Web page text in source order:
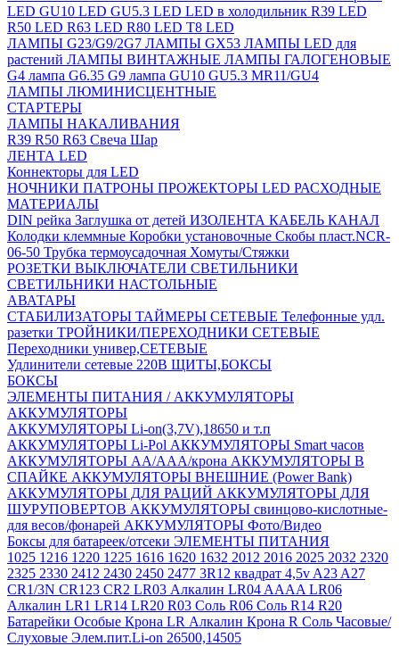
LED GU10 LED GU5.3 LED LED в холодильник R39 LED
R50 LED R63 LED R80 LED T8 LED
ЛАМПЫ G23/G9/2G7 ЛАМПЫ GX53 ЛАМПЫ LED для
растений ЛАМПЫ ВИНТАЖНЫЕ ЛАМПЫ ГАЛОГЕНОВЫЕ
G4 лампа G6.35 G9 лампа GU10 GU5.3 MR11/GU4
ЛАМПЫ ЛЮМИНИСЦЕНТНЫЕ
СТАРТЕРЫ
ЛАМПЫ НАКАЛИВАНИЯ
R39 R50 R63 Свеча Шар
ЛЕНТА LED
Коннекторы для LED
НОЧНИКИ ПАТРОНЫ ПРОЖЕКТОРЫ LED РАСХОДНЫЕ
МАТЕРИАЛЫ
DIN рейка Заглушка от детей ИЗОЛЕНТА КАБЕЛЬ КАНАЛ
Колодки клеммные Коробки установочные Скобы пласт.NCR-
06-50 Трубка термоусадочная Хомуты/Стяжки
РОЗЕТКИ ВЫКЛЮЧАТЕЛИ СВЕТИЛЬНИКИ
СВЕТИЛЬНИКИ НАСТОЛЬНЫЕ
АВАТАРЫ
СТАБИЛИЗАТОРЫ ТАЙМЕРЫ СЕТЕВЫЕ Телефонные удл.
разетки ТРОЙНИКИ/ПЕРЕХОДНИКИ СЕТЕВЫЕ
Переходники универ,СЕТЕВЫЕ
Удлинители сетевые 220В ЩИТЫ,БОКСЫ
БОКСЫ
ЭЛЕМЕНТЫ ПИТАНИЯ / АККУМУЛЯТОРЫ
АККУМУЛЯТОРЫ
АККУМУЛЯТОРЫ Li-on(3,7V),18650 и т.п
АККУМУЛЯТОРЫ Li-Pol АККУМУЛЯТОРЫ Smart часов
АККУМУЛЯТОРЫ АА/ААА/крона АККУМУЛЯТОРЫ В
СПАЙКЕ АККУМУЛЯТОРЫ ВНЕШНИЕ (Power Bank)
АККУМУЛЯТОРЫ ДЛЯ РАЦИЙ АККУМУЛЯТОРЫ ДЛЯ
ШУРУПОВЕРТОВ АККУМУЛЯТОРЫ свинцово-кислотные-
для весов/фонарей АККУМУЛЯТОРЫ Фото/Видео
Боксы для батареек/отсеки ЭЛЕМЕНТЫ ПИТАНИЯ
1025 1216 1220 1225 1616 1620 1632 2012 2016 2025 2032 2320
2325 2330 2412 2430 2450 2477 3R12 квадрат 4,5v A23 A27
CR1/3N CR123 CR2 LR03 Алкалин LR04 AAAA LR06
Алкалин LR1 LR14 LR20 R03 Соль R06 Соль R14 R20
Батарейки Особые Крона LR Алкалин Крона R Соль Часовые/
Слуховые Элем.пит.Li-on 26500,14505